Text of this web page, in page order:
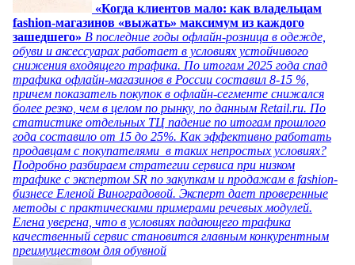
«Когда клиентов мало: как владельцам
fashion-магазинов «выжать» максимум из каждого
зашедшего» В последние годы офлайн-розница в одежде,
обуви и аксессуарах работает в условиях устойчивого
снижения входящего трафика. По итогам 2025 года спад
трафика офлайн-магазинов в России составил 8-15 %,
причем показатель покупок в офлайн-сегменте снижался
более резко, чем в целом по рынку, по данным Retail.ru. По
статистике отдельных ТЦ падение по итогам прошлого
года составило от 15 до 25%. Как эффективно работать
продавцам с покупателями в таких непростых условиях?
Подробно разбираем стратегии сервиса при низком
трафике с экспертом SR по закупкам и продажам в fashion-
бизнесе Еленой Виноградовой. Эксперт дает проверенные
методы с практическими примерами речевых модулей.
Елена уверена, что в условиях падающего трафика
качественный сервис становится главным конкурентным
преимуществом для обувной